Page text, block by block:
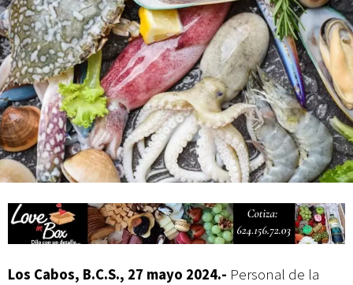
Mes Patrio
Atiende XV Ayuntamiento de Los Cabos planteamientos de Antorcha
Campesina
Los Cabos, B.C.S., 27 mayo 2024.- Personal de la